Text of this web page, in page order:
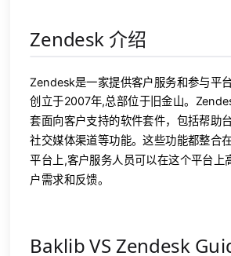
Zendesk 介绍
Zendesk是一家提供客户服务和参与平
创立于2007年,总部位于旧金山。
套面向客户支持的软件套件，包括帮助
社交媒体渠道等功能。这些功能都整合
平台上,客户服务人员可以在这个平台上
户需求和反馈。
Baklib VS Zendesk